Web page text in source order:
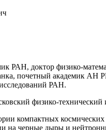
РАН, доктор физико-
почетный академик АН
РАН.
физико-технический
компактных космических
на черные дыры и